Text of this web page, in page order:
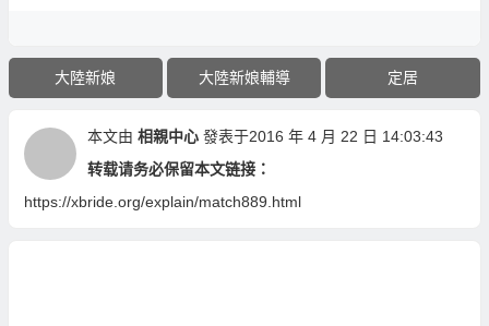
大陸新娘 大陸新娘輔導 定居
本文由 相親中心 發表于2016 年 4 月 22 日 14:03:43
转载请务必保留本文链接：
https://xbride.org/explain/match889.html